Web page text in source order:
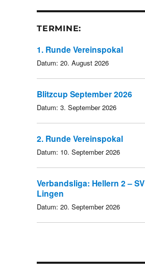
TERMINE:
1. Runde Vereinspokal
Datum: 20. August 2026
Blitzcup September 2026
Datum: 3. September 2026
2. Runde Vereinspokal
Datum: 10. September 2026
Verbandsliga: Hellern 2 – SV
Lingen
Datum: 20. September 2026